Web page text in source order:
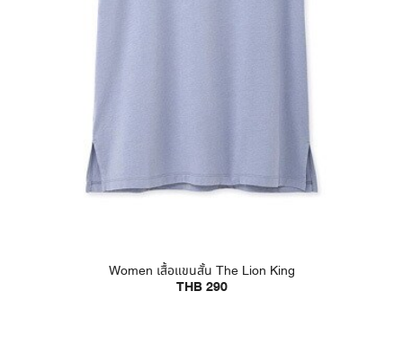
Women เสื้อแขนสั้น The Lion King
THB 290